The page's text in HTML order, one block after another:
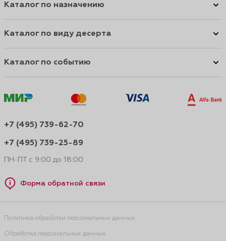
Каталог по назначению
Каталог по виду десерта
Каталог по событию
+7 (495) 739-62-70
+7 (495) 739-25-89
ПН-ПТ с 9:00 до 18:00
Форма обратной связи
Политика обработки персональных данных
Обработка персональных данных